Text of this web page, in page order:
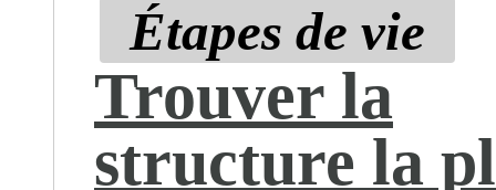
Étapes de vie
Trouver la
structure la